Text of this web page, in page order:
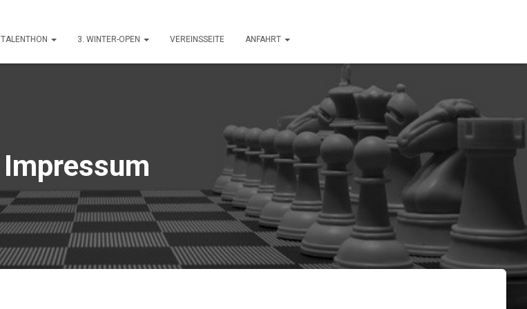
TALENTHON 3. WINTER-OPEN VEREINSSEITE ANFAHRT